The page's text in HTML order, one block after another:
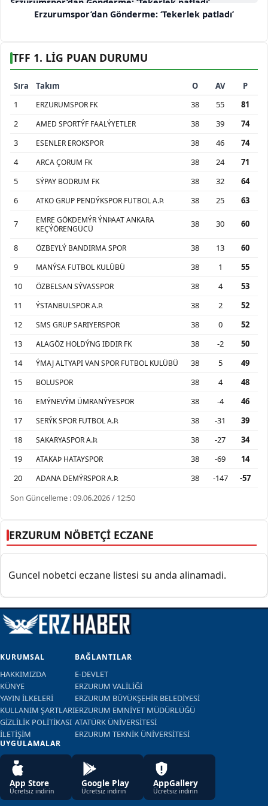
Erzurumspor’dan Gönderme: ‘Tekerlek patladı’
Erzurumspor’dan Gönderme: ‘Tekerlek patladı’
TFF 1. LİG PUAN DURUMU
Sıra Takım O AV
P
1
ERZURUMSPOR FK 38 55
81
2
AMED SPORTÝF FAALÝYETLER 38 39
74
3
ESENLER EROKSPOR 38 46
74
4
ARCA ÇORUM FK 38 24
71
5
SÝPAY BODRUM FK 38 32
64
6
ATKO GRUP PENDÝKSPOR FUTBOL A.Þ. 38 25 63
7
EMRE GÖKDEMÝR ÝNÞAAT ANKARA
KEÇÝÖRENGÜCÜ
38 30 60
8 ÖZBEYLÝ BANDIRMA SPOR 38 13
60
9
MANÝSA FUTBOL KULÜBÜ 38 1
55
10
ÖZBELSAN SÝVASSPOR 38 4
53
11
ÝSTANBULSPOR A.Þ. 38 2
52
12
SMS GRUP SARIYERSPOR 38 0
52
13
ALAGÖZ HOLDÝNG IÐDIR FK 38 -2
50
14
ÝMAJ ALTYAPI VAN SPOR FUTBOL KULÜBÜ 38 5
49
15
BOLUSPOR 38 4
48
16
EMÝNEVÝM ÜMRANÝYESPOR 38 -4
46
17
SERÝK SPOR FUTBOL A.Þ. 38 -31
39
18
SAKARYASPOR A.Þ. 38 -27
34
19
ATAKAÞ HATAYSPOR 38 -69
14
20
ADANA DEMÝRSPOR A.Þ. 38 -147
-57
Son Güncelleme : 09.06.2026 / 12:50
ERZURUM NÖBETÇİ ECZANE
Guncel nobetci eczane listesi su anda alinamadi.
KURUMSAL
HAKKIMIZDA
KÜNYE
YAYIN İLKELERİ
KULLANIM ŞARTLARI
GİZLİLİK POLİTİKASI
İLETİŞİM
BAĞLANTILAR
E-DEVLET
ERZURUM VALİLİĞİ
ERZURUM BÜYÜKŞEHİR BELEDİYESİ
ERZURUM EMNİYET MÜDÜRLÜĞÜ
ATATÜRK ÜNİVERSİTESİ
ERZURUM TEKNİK ÜNİVERSİTESİ
UYGULAMALAR
App Store
Ücretsiz indirin
Google Play
Ücretsiz indirin
AppGallery
Ücretsiz indirin